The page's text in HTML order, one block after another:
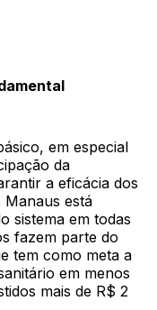
em especial
da
a eficácia dos
Manaus está
sistema em todas
fazem parte do
tem como meta a
em menos
mais de R$ 2